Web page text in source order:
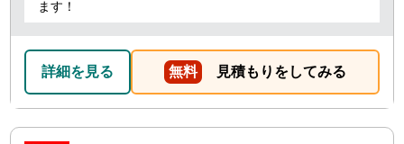
ます！
詳細を見る 無料 見積もりをしてみる